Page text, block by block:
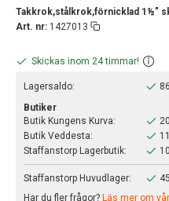
Takkrok,stålkrok,förnicklad 1½"
Art. nr: 1427013
Skickas inom 24 timmar!
Lagersaldo:
Butiker
Butik Kungens Kurva:
Butik Veddesta:
Staffanstorp Lagerbutik:
Staffanstorp Huvudlager:
Har du fler frågor? Läs mer om